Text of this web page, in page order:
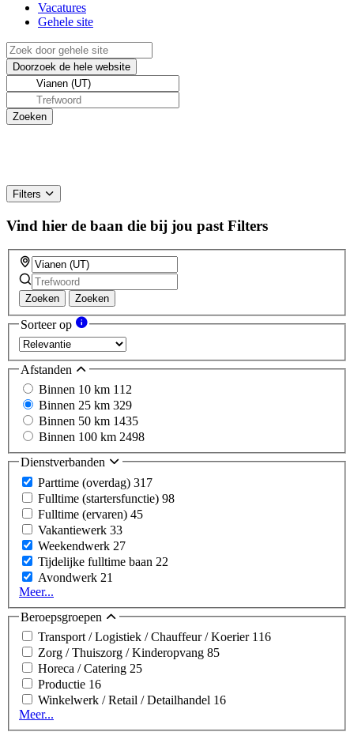
Vacatures
Gehele site
Filters
Vind hier de baan die bij jou past Filters
Zoeken Zoeken
Sorteer op
Afstanden
Binnen 10 km 112
Binnen 25 km 329
Binnen 50 km 1435
Binnen 100 km 2498
Dienstverbanden
Parttime (overdag) 317
Fulltime (startersfunctie) 98
Fulltime (ervaren) 45
Vakantiewerk 33
Weekendwerk 27
Tijdelijke fulltime baan 22
Avondwerk 21
Meer...
Beroepsgroepen
Transport / Logistiek / Chauffeur / Koerier 116
Zorg / Thuiszorg / Kinderopvang 85
Horeca / Catering 25
Productie 16
Winkelwerk / Retail / Detailhandel 16
Meer...